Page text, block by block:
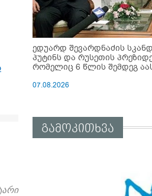
ედუარდ შევარდნაძის
პუტინს და რუსეთის
რომელიც 6 წლის შემდეგ
07.08.2026
გამოკითხვა